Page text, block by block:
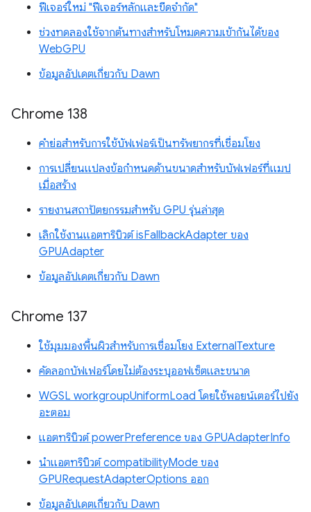
ฟีเจอร์ใหม่ "ฟีเจอร์หลักและขีดจำกัด"
ช่วงทดลองใช้จากต้นทางสำหรับโหมดความเข้ากันได้ของ
WebGPU
ข้อมูลอัปเดตเกี่ยวกับ Dawn
Chrome 138
คำย่อสำหรับการใช้บัฟเฟอร์เป็นทรัพยากรที่เชื่อมโยง
การเปลี่ยนแปลงข้อกำหนดด้านขนาดสำหรับบัฟเฟอร์ที่แมป
เมื่อสร้าง
รายงานสถาปัตยกรรมสำหรับ GPU รุ่นล่าสุด
เลิกใช้งานแอตทริบิวต์ isFallbackAdapter ของ
GPUAdapter
ข้อมูลอัปเดตเกี่ยวกับ Dawn
Chrome 137
ใช้มุมมองพื้นผิวสำหรับการเชื่อมโยง ExternalTexture
คัดลอกบัฟเฟอร์โดยไม่ต้องระบุออฟเซ็ตและขนาด
WGSL workgroupUniformLoad โดยใช้พอยน์เตอร์ไปยัง
อะตอม
แอตทริบิวต์ powerPreference ของ GPUAdapterInfo
นำแอตทริบิวต์ compatibilityMode ของ
GPURequestAdapterOptions ออก
ข้อมูลอัปเดตเกี่ยวกับ Dawn